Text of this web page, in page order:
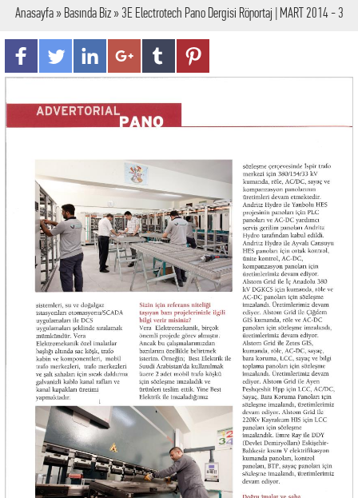
Anasayfa » Basında Biz» 3E Electrotech Pano Dergisi Röportaj | MART 2014 - 3